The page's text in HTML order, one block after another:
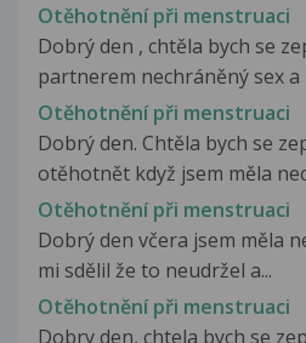
Otěhotnění při menstruaci
Dobrý den , chtěla bych se
partnerem nechráněný sex a
Otěhotnění při menstruaci
Dobrý den. Chtěla bych se
otěhotnět když jsem měla
Otěhotnění při menstruaci
Dobrý den včera jsem měla
mi sdělil že to neudržel a...
Otěhotnění při menstruaci
Dobry den, chtela bych se